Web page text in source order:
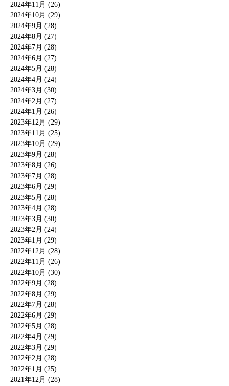
2024年11月 (26)
2024年10月 (29)
2024年9月 (28)
2024年8月 (27)
2024年7月 (28)
2024年6月 (27)
2024年5月 (28)
2024年4月 (24)
2024年3月 (30)
2024年2月 (27)
2024年1月 (26)
2023年12月 (29)
2023年11月 (25)
2023年10月 (29)
2023年9月 (28)
2023年8月 (26)
2023年7月 (28)
2023年6月 (29)
2023年5月 (28)
2023年4月 (28)
2023年3月 (30)
2023年2月 (24)
2023年1月 (29)
2022年12月 (28)
2022年11月 (26)
2022年10月 (30)
2022年9月 (28)
2022年8月 (29)
2022年7月 (28)
2022年6月 (29)
2022年5月 (28)
2022年4月 (29)
2022年3月 (29)
2022年2月 (28)
2022年1月 (25)
2021年12月 (28)